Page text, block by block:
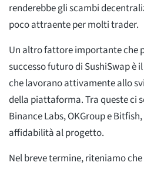
renderebbe gli scambi
poco attraente per molti trader.
Un altro fattore importante che
successo futuro di SushiSwap è
che lavorano attivamente allo
della piattaforma. Tra queste ci
Binance Labs, OKGroup e
affidabilità al progetto.
Nel breve termine, riteniamo che